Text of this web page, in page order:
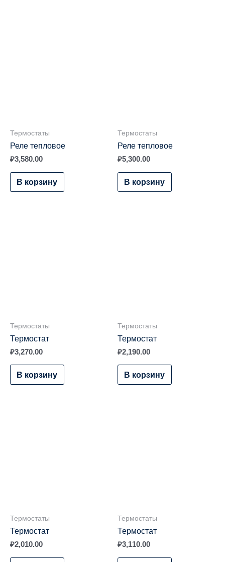
Термостаты
Реле тепловое
₽3,580.00
В корзину
Термостаты
Реле тепловое
₽5,300.00
В корзину
Термостаты
Термостат
₽3,270.00
В корзину
Термостаты
Термостат
₽2,190.00
В корзину
Термостаты
Термостат
₽2,010.00
Термостаты
Термостат
₽3,110.00